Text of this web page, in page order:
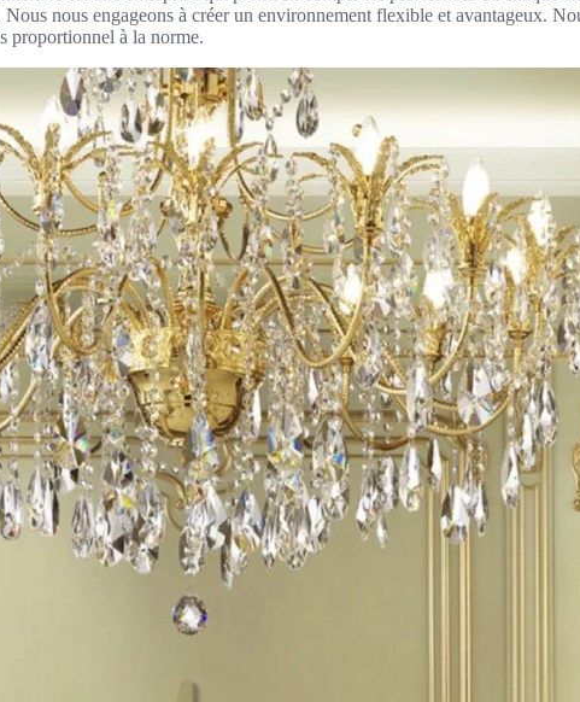
nous engageons à créer un environnement flexible et avantageux.
proportionnel à la norme.